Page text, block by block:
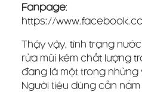
Fanpage:
https://
Thậy vậy, tình trạng
rửa mũi kém chất lượng
đang là một trong những
Người tiêu dùng cần